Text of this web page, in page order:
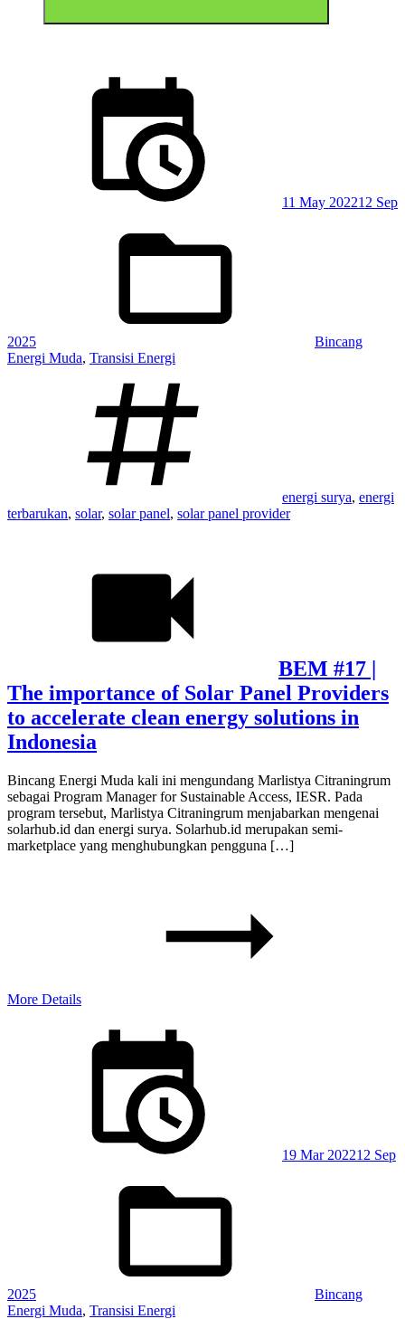
11 May 202212 Sep
2025
Bincang
Energi Muda, Transisi Energi
energi surya, energi
terbarukan, solar, solar panel, solar panel provider
BEM #17 |
The importance of Solar Panel Providers
to accelerate clean energy solutions in
Indonesia
Bincang Energi Muda kali ini mengundang Marlistya Citraningrum
sebagai Program Manager for Sustainable Access, IESR. Pada
program tersebut, Marlistya Citraningrum menjabarkan mengenai
solarhub.id dan energi surya. Solarhub.id merupakan semi-
marketplace yang menghubungkan pengguna […]
More Details
19 Mar 202212 Sep
2025
Bincang
Energi Muda, Transisi Energi